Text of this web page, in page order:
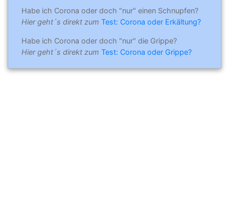
Habe ich Corona oder doch "nur" einen Schnupfen?
Hier geht´s direkt zum Test: Corona oder Erkältung?
Habe ich Corona oder doch "nur" die Grippe?
Hier geht´s direkt zum Test: Corona oder Grippe?